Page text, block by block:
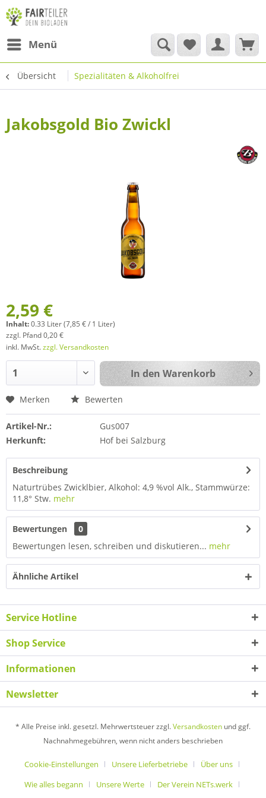
Menü
Übersicht Spezialitäten & Alkoholfrei
Jakobsgold Bio Zwickl
2,59 €
Inhalt:0.33 Liter (7,85 € / 1 Liter)
zzgl. Pfand 0,20 €
inkl. MwSt.zzgl. Versandkosten
In den Warenkorb
Merken Bewerten
Artikel-Nr.:
Gus007
Herkunft:
Hof bei Salzburg
Beschreibung
Naturtrübes Zwicklbier, Alkohol: 4,9 %vol Alk., Stammwürze:
11,8° Stw. mehr
Bewertungen
0
Bewertungen lesen, schreiben und diskutieren... mehr
Ähnliche Artikel
Service Hotline
Shop Service
Informationen
Newsletter
* Alle Preise inkl. gesetzl. Mehrwertsteuer zzgl.Versandkosten und ggf.
Nachnahmegebühren, wenn nicht anders beschrieben
Cookie-Einstellungen Unsere Lieferbetriebe
Über uns
Wie alles begann
Unsere Werte Der Verein NETs.werk